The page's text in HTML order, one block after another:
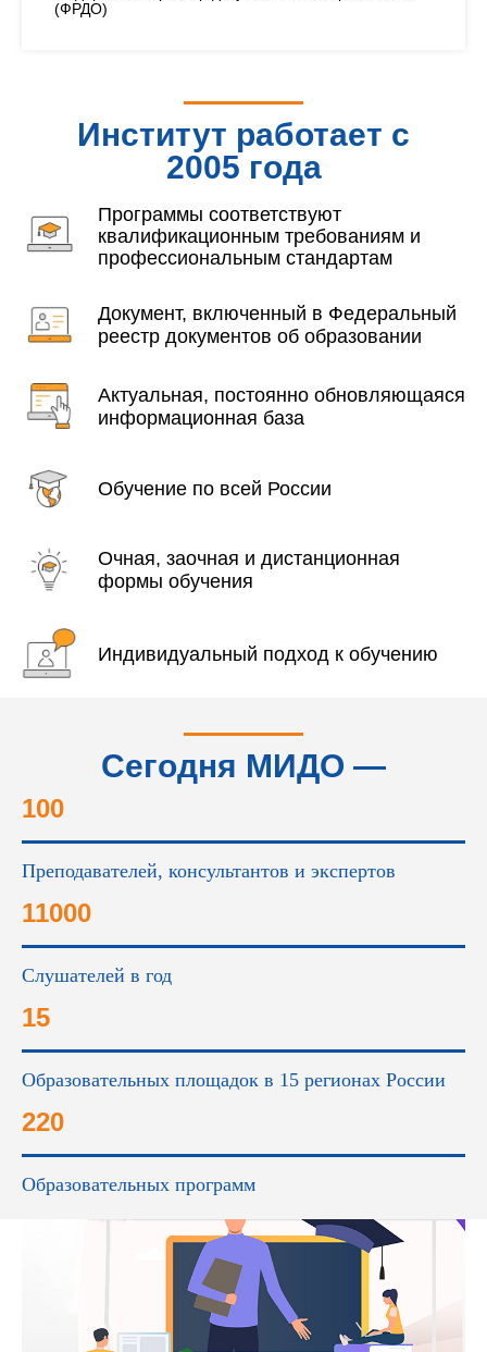
(ФРДО)
Институт работает с
2005 года
Программы соответствуют
квалификационным требованиям и
профессиональным стандартам
Документ, включенный в Федеральный
реестр документов об образовании
Актуальная, постоянно обновляющаяся
информационная база
Обучение по всей России
Очная, заочная и дистанционная
формы обучения
Индивидуальный подход к обучению
Сегодня МИДО —
100
Преподавателей, консультантов и экспертов
11000
Слушателей в год
15
Образовательных площадок в 15 регионах России
220
Образовательных программ